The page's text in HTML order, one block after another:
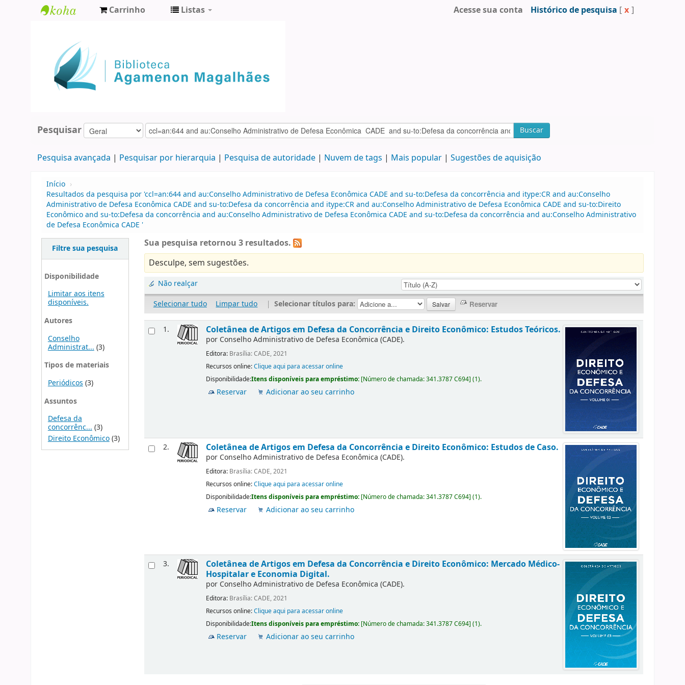
Agamenon
Magalhães
Carrinho Listas Acesse sua conta Histórico de pesquisa [ x ]
Pesquisar Buscar
Pesquisa avançada Pesquisar por hierarquia Pesquisa de autoridade Nuvem de tags Mais popular Sugestões de aquisição
Início ›
Resultados da pesquisa por 'ccl=an:644 and au:Conselho Administrativo de Defesa Econômica CADE and su-to:Defesa da concorrência and itype:CR and au:Conselho
Administrativo de Defesa Econômica CADE and su-to:Defesa da concorrência and itype:CR and au:Conselho Administrativo de Defesa Econômica CADE and su-to:Direito
Econômico and su-to:Defesa da concorrência and au:Conselho Administrativo de Defesa Econômica CADE and su-to:Defesa da concorrência and au:Conselho Administrativo
de Defesa Econômica CADE '
Filtre sua pesquisa
Disponibilidade
Limitar aos itens
disponíveis.
Autores
Conselho
Administrat... (3)
Tipos de materiais
Periódicos (3)
Assuntos
Defesa da
concorrênc...(3)
Direito Econômico(3)
Sua pesquisa retornou 3 resultados.
Desculpe, sem sugestões.
Não realçar
Selecionar tudo
Limpar tudo | Selecionar títulos para:
1. Coletânea de Artigos em Defesa da Concorrência e Direito Econômico: Estudos Teóricos.
por Conselho Administrativo de Defesa Econômica (CADE).
Editora: Brasília: CADE, 2021
Recursos online:Clique aqui para acessar online
Disponibilidade:Itens disponíveis para empréstimo: [Número de chamada:341.3787 C694](1).
Reservar Adicionar ao seu carrinho
2. Coletânea de Artigos em Defesa da Concorrência e Direito Econômico: Estudos de Caso.
por Conselho Administrativo de Defesa Econômica (CADE).
Editora: Brasília: CADE, 2021
Recursos online:Clique aqui para acessar online
Disponibilidade:Itens disponíveis para empréstimo: [Número de chamada:341.3787 C694](1).
Reservar Adicionar ao seu carrinho
3.
Coletânea de Artigos em Defesa da Concorrência e Direito Econômico: Mercado Médico-
Hospitalar e Economia Digital.
por Conselho Administrativo de Defesa Econômica (CADE).
Editora: Brasília: CADE, 2021
Recursos online:Clique aqui para acessar online
Disponibilidade:Itens disponíveis para empréstimo: [Número de chamada:341.3787 C694](1).
Reservar Adicionar ao seu carrinho